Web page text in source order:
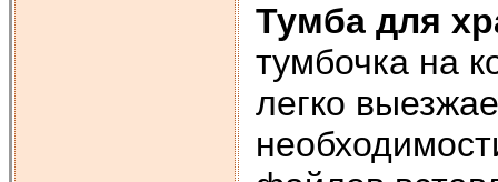
Тумба для
тумбочка на
легко